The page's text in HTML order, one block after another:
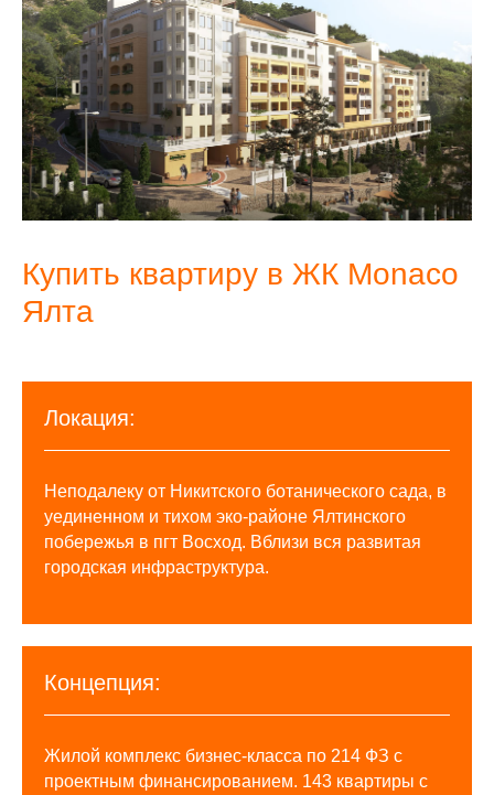
Купить квартиру в ЖК Monaco
Ялта
Локация:
Неподалеку от Никитского ботанического сада, в
уединенном и тихом эко-районе Ялтинского
побережья в пгт Восход. Вблизи вся развитая
городская инфраструктура.
Концепция:
Жилой комплекс бизнес-класса по 214 ФЗ с
проектным финансированием. 143 квартиры с